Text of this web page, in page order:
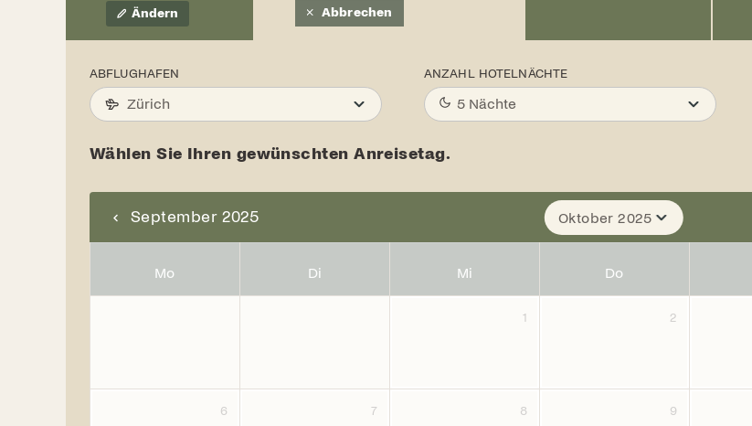
Ändern Abbrechen
ABFLUGHAFEN
Zürich
ANZAHL HOTELNÄCHTE
5 Nächte
Wählen Sie Ihren gewünschten Anreisetag.
September 2025 Oktober 2025
Mo Di Mi Do
1 2
6 7 8 9